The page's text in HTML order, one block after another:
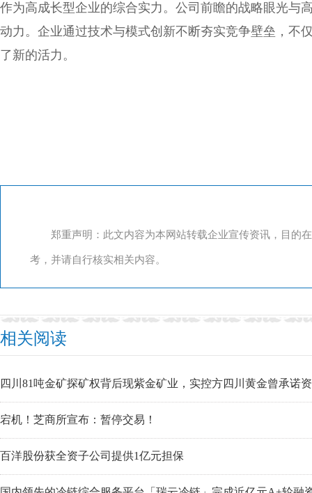
作为高成长型企业的综合实力。公司前瞻的战略眼光与
动力。企业通过技术与模式创新不断夯实竞争壁垒，不
了新的活力。
郑重声明：此文内容为本网站转载企业宣传资讯，目的
考，并请自行核实相关内容。
相关阅读
四川81吨金矿探矿权背后现紫金矿业，实控方四川黄金曾承诺
宕机！芝商所宣布：暂停交易！
百洋股份获全资子公司提供1亿元担保